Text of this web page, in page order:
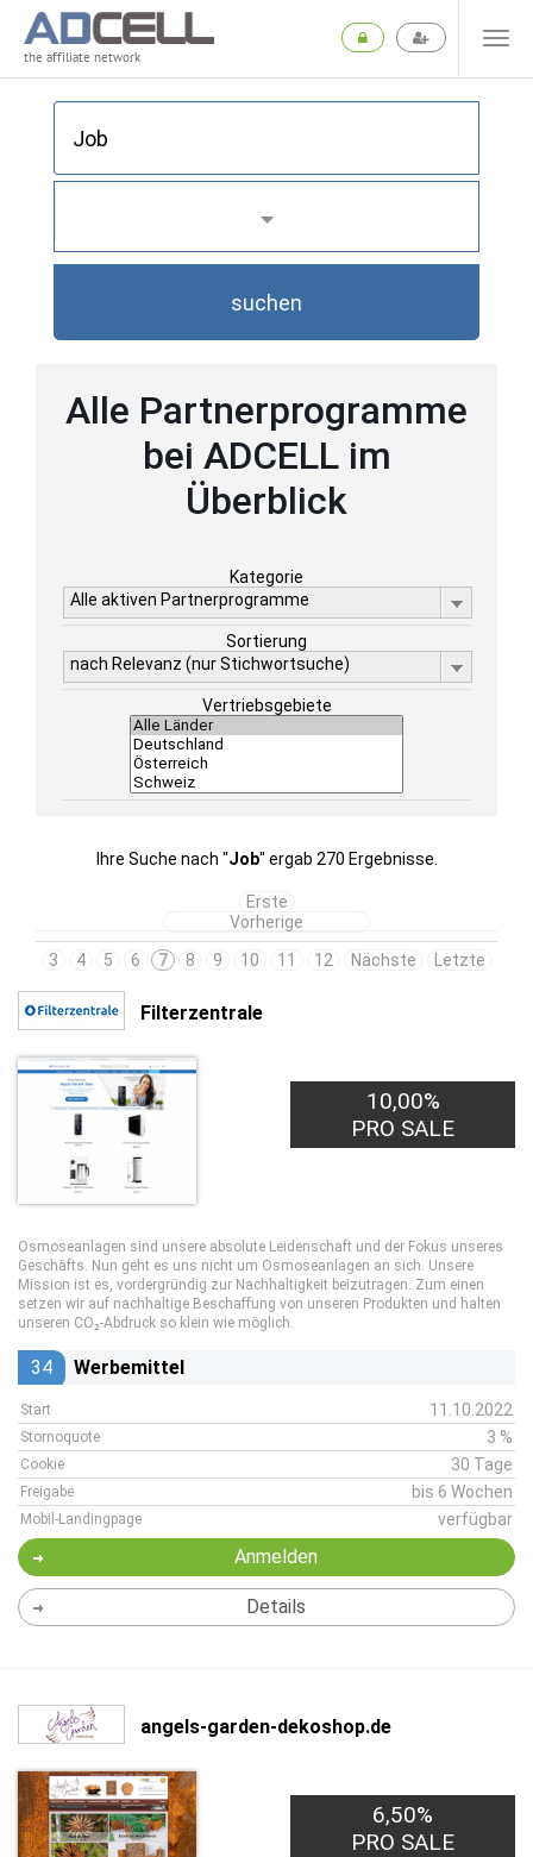
the affiliate network
suchen
Alle Partnerprogramme
bei ADCELL im
Überblick
Kategorie
Alle aktiven Partnerprogramme
Sortierung
nach Relevanz (nur Stichwortsuche)
Vertriebsgebiete
Ihre Suche nach "Job" ergab 270 Ergebnisse.
Erste
Vorherige
3
4 5 6 7 8 9 10 11 12 Nächste Letzte
Filterzentrale
10,00%
PRO SALE
Osmoseanlagen sind unsere absolute Leidenschaft und der Fokus unseres
Geschäfts. Nun geht es uns nicht um Osmoseanlagen an sich. Unsere
Mission ist es, vordergründig zur Nachhaltigkeit beizutragen. Zum einen
setzen wir auf nachhaltige Beschaffung von unseren Produkten und halten
unseren CO₂-Abdruck so klein wie möglich.
34 Werbemittel
Start 11.10.2022
Stornoquote 3 %
Cookie 30 Tage
Freigabe bis 6 Wochen
Mobil-Landingpage verfügbar
Anmelden
Details
angels-garden-dekoshop.de
6,50%
PRO SALE